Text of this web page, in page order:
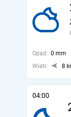
Opad: 0 mm
Wiatr:
8
04:00